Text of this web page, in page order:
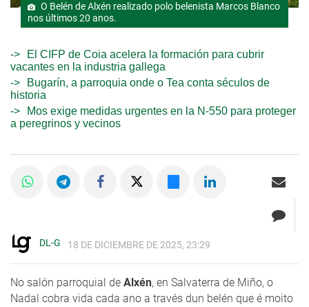
O Belén de Alxén realizado polo belenista Marcos Blanco
nos últimos 20 anos.
El CIFP de Coia acelera la formación para cubrir
vacantes en la industria gallega
Bugarín, a parroquia onde o Tea conta séculos de
historia
Mos exige medidas urgentes en la N-550 para proteger
a peregrinos y vecinos
DL-G 18 DE DICIEMBRE DE 2025, 23:29
No salón parroquial de Alxén, en Salvaterra de Miño, o
Nadal cobra vida cada ano a través dun belén que é moito